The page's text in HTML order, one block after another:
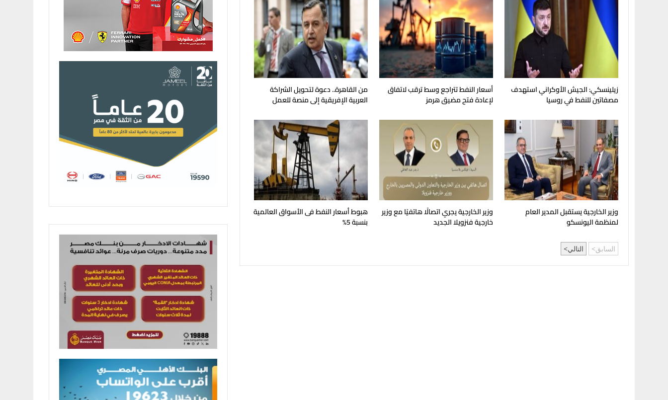
زيلينسكي: الجيش الأوكراني استهدف
مصفاتين للنفط في روسيا
أسعار النفط تتراجع وسط ترقب لاتفاق
لإعادة فتح مضيق هرمز
من القاهرة.. دعوة لتحويل الشراكة
العربية الإفريقية إلى منصة للعمل
وزير الخارجية يستقبل المدير العام
لمنظمة اليونسكو
وزير الخارجية يجري اتصالًا هاتفيًا مع وزير
خارجية فنزويلا الجديد
هبوط أسعار النفط فى الأسواق العالمية
بنسبة 5%
السابق التالي